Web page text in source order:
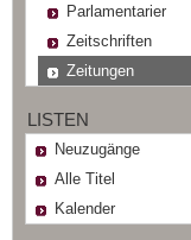
Parlamentarier
Zeitschriften
Zeitungen
LISTEN
Neuzugänge
Alle Titel
Kalender